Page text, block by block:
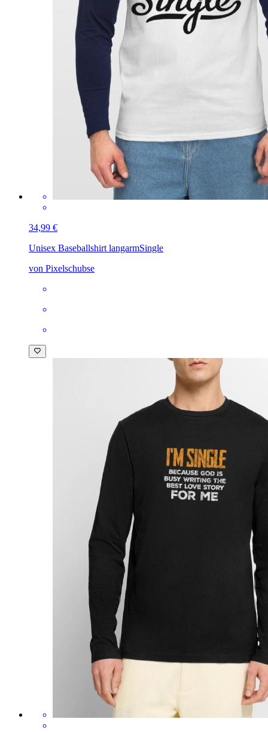
34,99 €
Unisex Baseballshirt langarmSingle
von Pixelschubse